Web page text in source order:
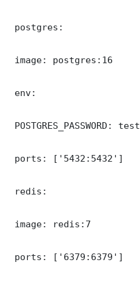
postgres:
image: postgres:16
env:
POSTGRES_PASSWORD: test
ports: ['5432:5432']
redis:
image: redis:7
ports: ['6379:6379']